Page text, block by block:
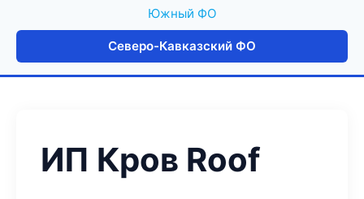
Южный ФО
Северо-Кавказский ФО
ИП Кров Roof